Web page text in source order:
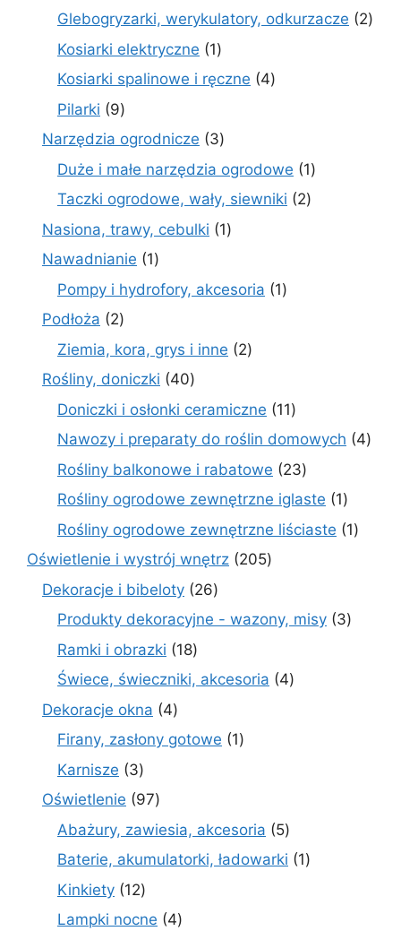
produktów
Glebogryzarki, werykulatory, odkurzacze 22
Kosiarki elektryczne 11
produkt
Kosiarki spalinowe i ręczne 44
Pilarki 99
produktów
Narzędzia ogrodnicze 33
produkty
Duże i małe narzędzia ogrodowe 11
Taczki ogrodowe, wały, siewniki 22
Nasiona, trawy, cebulki 11
Nawadnianie 11
produkt
Pompy i hydrofory, akcesoria 11
Podłoża 22
Ziemia, kora, grys i inne 22
Rośliny, doniczki 4040
produktów
Doniczki i osłonki ceramiczne 1111
produktów
Nawozy i preparaty do roślin domowych 44
Rośliny balkonowe i rabatowe 2323
produkty
Rośliny ogrodowe zewnętrzne iglaste 11
produkt
Rośliny ogrodowe zewnętrzne liściaste 11
Oświetlenie i wystrój wnętrz 205205
Dekoracje i bibeloty 2626
Produkty dekoracyjne - wazony, misy 33
Ramki i obrazki 1818
produktów
Świece, świeczniki, akcesoria 44
Dekoracje okna 44
produkty
Firany, zasłony gotowe 11
Karnisze 33
produkty
Oświetlenie 9797
produktów
Abażury, zawiesia, akcesoria 55
produktów
Baterie, akumulatorki, ładowarki 11
Kinkiety 1212
produktów
Lampki nocne 44